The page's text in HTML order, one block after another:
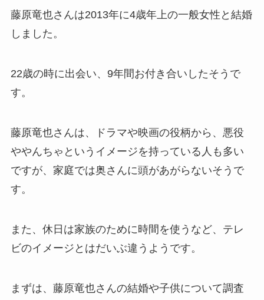
藤原竜也さんは2013年に4歳年上の一般女性と結婚
しました。
22歳の時に出会い、9年間お付き合いしたそうで
す。
藤原竜也さんは、ドラマや映画の役柄から、悪役
ややんちゃというイメージを持っている人も多い
ですが、家庭では奥さんに頭があがらないそうで
す。
また、休日は家族のために時間を使うなど、テレ
ビのイメージとはだいぶ違うようです。
まずは、藤原竜也さんの結婚や子供について調査